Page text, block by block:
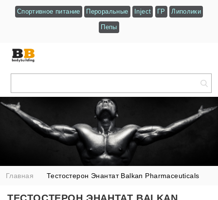
Спортивное питание Пероральные Inject ГР Липолики
Пепы
Главная Тестостерон Энантат Balkan Pharmaceuticals
Армавир